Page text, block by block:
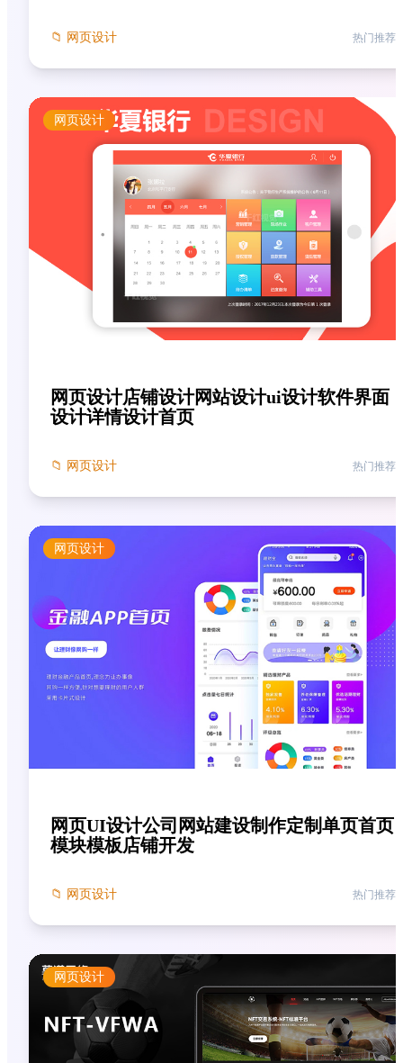
📁 网页设计 热门推荐
网页设计
网页设计店铺设计网站设计ui设计软件界面
设计详情设计首页
📁 网页设计 热门推荐
网页设计
网页UI设计公司网站建设制作定制单页首页
模块模板店铺开发
📁 网页设计 热门推荐
网页设计